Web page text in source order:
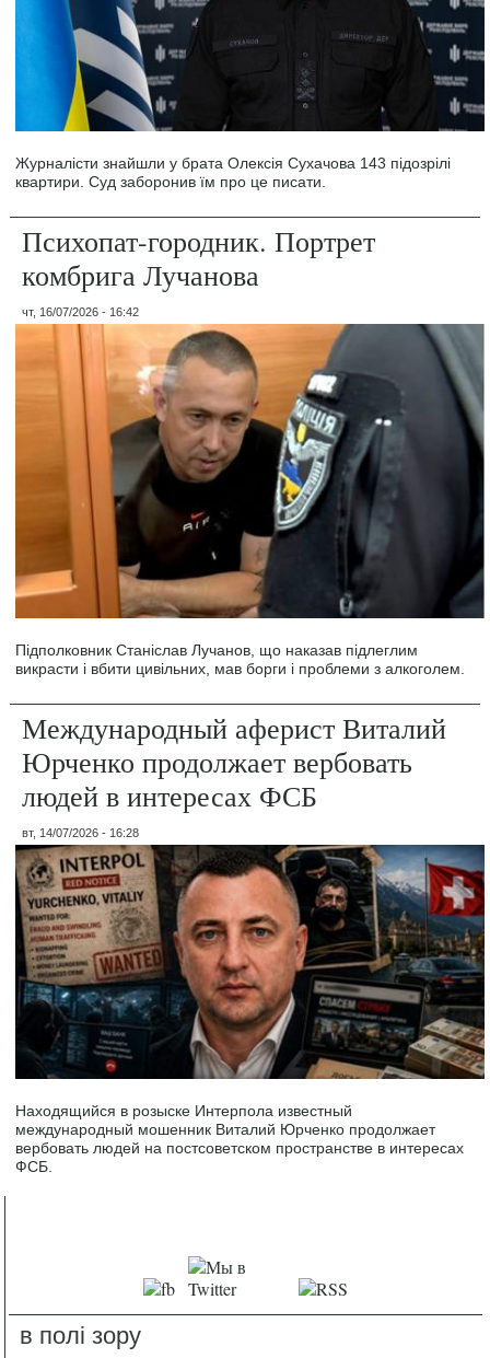
Журналісти знайшли у брата Олексія Сухачова 143 підозрілі
квартири. Суд заборонив їм про це писати.
Психопат-городник. Портрет
комбрига Лучанова
чт, 16/07/2026 - 16:42
Підполковник Станіслав Лучанов, що наказав підлеглим
викрасти і вбити цивільних, мав борги і проблеми з алкоголем.
Международный аферист Виталий
Юрченко продолжает вербовать
людей в интересах ФСБ
вт, 14/07/2026 - 16:28
Находящийся в розыске Интерпола известный
международный мошенник Виталий Юрченко продолжает
вербовать людей на постсоветском пространстве в интересах
ФСБ.
в полі зору